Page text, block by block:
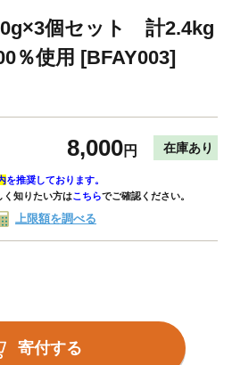
個セット 計2.4kg
％使用 [BFAY003]
8,000円 在庫あり
を推奨しております。
く知りたい方はこちらでご確認ください。
上限額を調べる
寄付する